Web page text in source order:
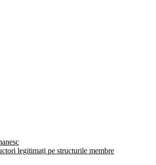
legitimați pe structurile membre